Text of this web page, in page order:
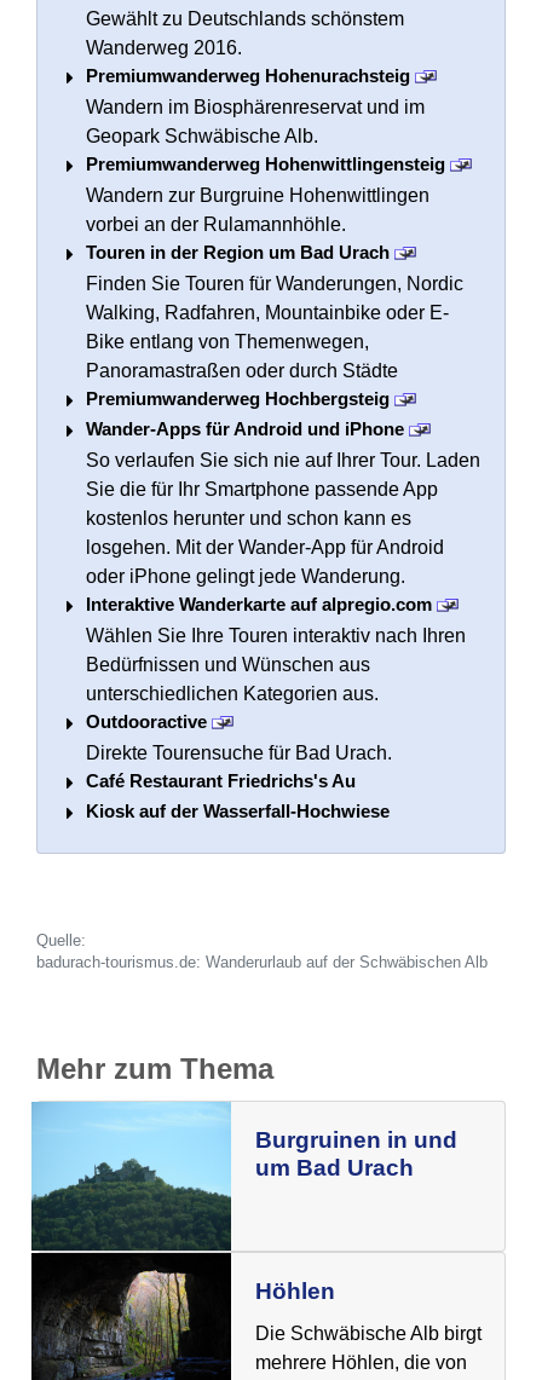
Gewählt zu Deutschlands schönstem
Wanderweg 2016.
Premiumwanderweg Hohenurachsteig
Wandern im Biosphärenreservat und im
Geopark Schwäbische Alb.
Premiumwanderweg Hohenwittlingensteig
Wandern zur Burgruine Hohenwittlingen
vorbei an der Rulamannhöhle.
Touren in der Region um Bad Urach
Finden Sie Touren für Wanderungen, Nordic
Walking, Radfahren, Mountainbike oder E-
Bike entlang von Themenwegen,
Panoramastraßen oder durch Städte
Premiumwanderweg Hochbergsteig
Wander-Apps für Android und iPhone
So verlaufen Sie sich nie auf Ihrer Tour. Laden
Sie die für Ihr Smartphone passende App
kostenlos herunter und schon kann es
losgehen. Mit der Wander-App für Android
oder iPhone gelingt jede Wanderung.
Interaktive Wanderkarte auf alpregio.com
Wählen Sie Ihre Touren interaktiv nach Ihren
Bedürfnissen und Wünschen aus
unterschiedlichen Kategorien aus.
Outdooractive
Direkte Tourensuche für Bad Urach.
Café Restaurant Friedrichs's Au
Kiosk auf der Wasserfall-Hochwiese
Quelle:
badurach-tourismus.de: Wanderurlaub auf der Schwäbischen Alb
Mehr zum Thema
Burgruinen in und
um Bad Urach
Höhlen
Die Schwäbische Alb birgt
mehrere Höhlen, die von